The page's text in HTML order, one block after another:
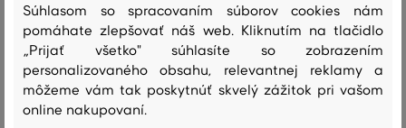
vrchný materiál
BAVLNA
97 %
POLYESTER
2 %
ELASTAN
1 %
Súhlasom so spracovaním súborov cookies nám
pomáhate zlepšovať náš web. Kliknutím na tlačidlo
„Prijať všetko" súhlasíte so zobrazením
personalizovaného obsahu, relevantnej reklamy a
môžeme vám tak poskytnúť skvelý zážitok pri vašom
online nakupovaní.